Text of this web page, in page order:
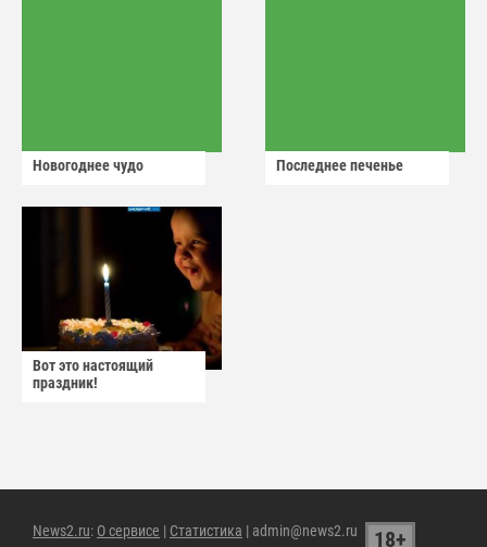
Новогоднее чудо Последнее печенье
Вот это настоящий
праздник!
News2.ru: О сервисе | Статистика | admin@news2.ru 18+